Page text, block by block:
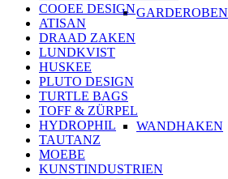
GARDEROBEN
WANDHAKEN
COOEE DESIGN
ATISAN
DRAAD ZAKEN
LUNDKVIST
HUSKEE
PLUTO DESIGN
TURTLE BAGS
TOFF & ZÜRPEL
HYDROPHIL
TAUTANZ
MOEBE
KUNSTINDUSTRIEN